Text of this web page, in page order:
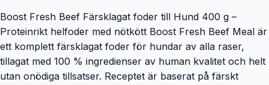
Boost Fresh Beef Färsklagat foder till Hund 400 g –
Proteinrikt helfoder med nötkött Boost Fresh Beef Meal är
ett komplett färsklagat foder för hundar av alla raser,
tillagat med 100 % ingredienser av human kvalitet och helt
utan onödiga tillsatser. Receptet är baserat på färskt